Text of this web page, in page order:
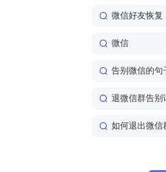
微信好友恢复
微信
告别微信的句
退微信群告别
如何退出微信